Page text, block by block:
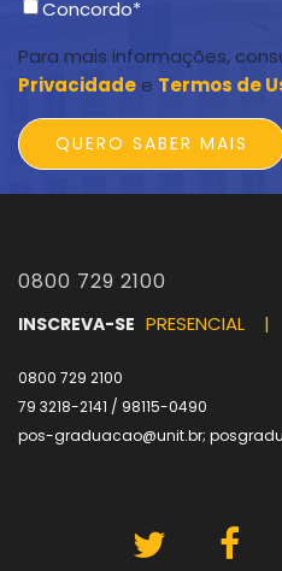
Concordo*
Para mais informações,
Privacidade e Termos de
0800 729 2100
INSCREVA-SE PRESENCIAL |
0800 729 2100
79 3218-2141 / 98115-0490
pos-graduacao@unit.br;